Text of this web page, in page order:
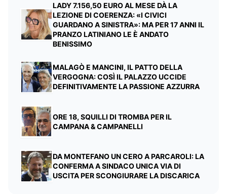
LADY 7.156,50 EURO AL MESE DÀ LA
LEZIONE DI COERENZA: «I CIVICI
GUARDANO A SINISTRA»: MA PER 17 ANNI IL
PRANZO LATINIANO LE È ANDATO
BENISSIMO
MALAGÒ E MANCINI, IL PATTO DELLA
VERGOGNA: COSÌ IL PALAZZO UCCIDE
DEFINITIVAMENTE LA PASSIONE AZZURRA
ORE 18, SQUILLI DI TROMBA PER IL
CAMPANA & CAMPANELLI
DA MONTEFANO UN CERO A PARCAROLI: LA
CONFERMA A SINDACO UNICA VIA DI
USCITA PER SCONGIURARE LA DISCARICA